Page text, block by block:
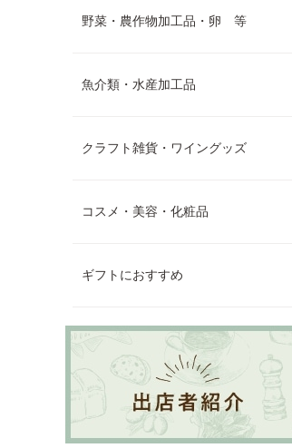
野菜・農作物加工品・卵 等
魚介類・水産加工品
クラフト雑貨・ワイングッズ
コスメ・美容・化粧品
ギフトにおすすめ